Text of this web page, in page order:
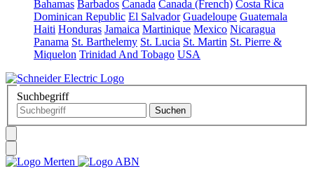
Bahamas Barbados Canada Canada (French) Costa Rica
Dominican Republic El Salvador Guadeloupe Guatemala
Haiti Honduras Jamaica Martinique Mexico Nicaragua
Panama St. Barthelemy St. Lucia St. Martin St. Pierre &
Miquelon Trinidad And Tobago USA
Suchbegriff